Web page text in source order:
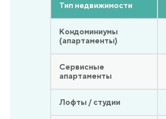
Тип недвижимости
Кондоминиумы
(апартаменты)
Сервисные
апартаменты
Лофты / студии